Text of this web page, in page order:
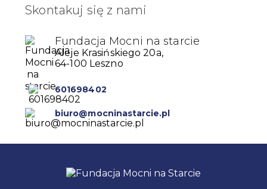
Skontakuj się z nami
Fundacja Mocni na starcie
Aleje Krasińskiego 20a,
64-100 Leszno
601698402
biuro@mocninastarcie.pl